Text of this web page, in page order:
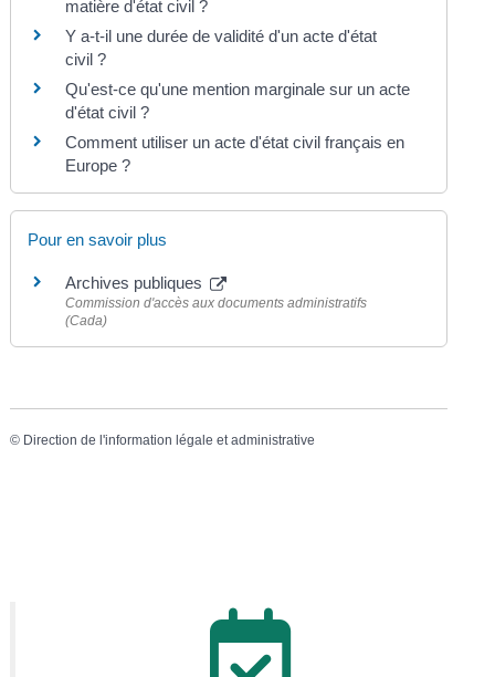
matière d'état civil ?
Y a-t-il une durée de validité d'un acte d'état
civil ?
Qu'est-ce qu'une mention marginale sur un acte
d'état civil ?
Comment utiliser un acte d'état civil français en
Europe ?
Pour en savoir plus
Archives publiques
Commission d'accès aux documents administratifs
(Cada)
© Direction de l'information légale et administrative